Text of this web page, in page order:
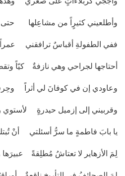
وأطلعيني كثيرٍاً من مشاعِلها
ففي الطفولةِ أقباسٌ ترافقني
أحتاجها لجراحي وهي نازفةٌ كيّاً
وعاودي إن في كوفانَ لي أثراً
وقربيني إلى إزميل حيدرةٍ
يا بابَ فاطمةٍ ما سرُّ أسئلتي أنْ
لِمَ الأزهاير لا تعتاشُ مُطلِقةً